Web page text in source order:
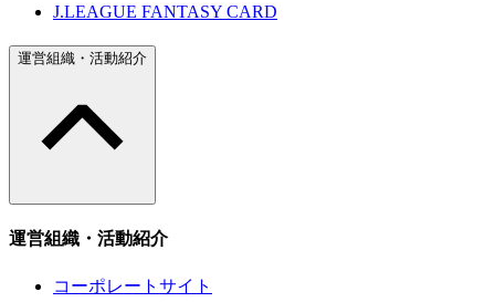
J.LEAGUE FANTASY CARD
運営組織・活動紹介
運営組織・活動紹介
コーポレートサイト